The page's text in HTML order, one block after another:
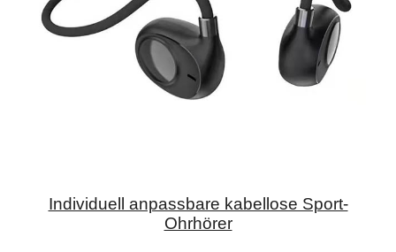
Individuell anpassbare kabellose Sport-
Ohrhörer